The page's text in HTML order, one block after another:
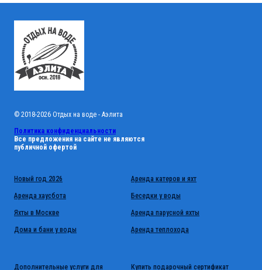
© 2018-2026 Отдых на воде - Аэлита
Политика конфиденциальности
Все предложения на сайте не являются
публичной офертой
Новый год 2026
Аренда хаусбота
Яхты в Москве
Дома и бани у воды
Аренда катеров и яхт
Беседки у воды
Аренда парусной яхты
Аренда теплохода
Дополнительные услуги для Купить подарочный сертификат